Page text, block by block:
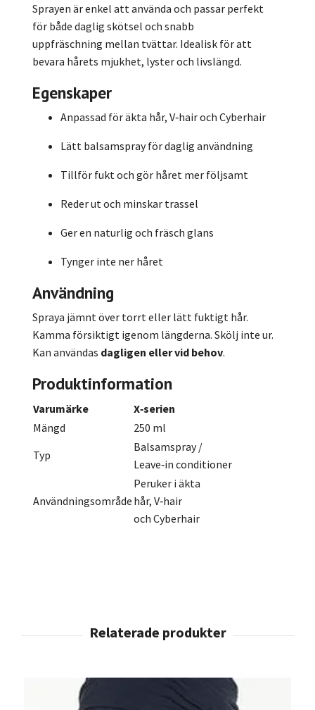
Sprayen ärenkel att använda och passar perfekt
för både daglig skötsel och snabb
uppfräschning mellan tvättar. Idealisk föratt
bevara hårets mjukhet, lysteroch livslängd.
Egenskaper
Anpassad för äkta hår, V‑hair och Cyberhair
Lätt balsamspray för daglig användning
Tillför fukt och gör håret mer följsamt
Reder ut och minskar trassel
Ger en naturlig och fräsch glans
Tynger inte ner håret
Användning
Spraya jämnt över torrt eller lätt fuktigt hår.
Kamma försiktigt igenom längderna. Skölj inte ur.
Kan användas dagligen eller vid behov.
Produktinformation
Varumärke
X‑serien
Mängd
250 ml
Typ
Balsamspray/
Leave‑in conditioner
Användningsområde
Peruker i äkta
hår, V‑hair
och Cyberhair